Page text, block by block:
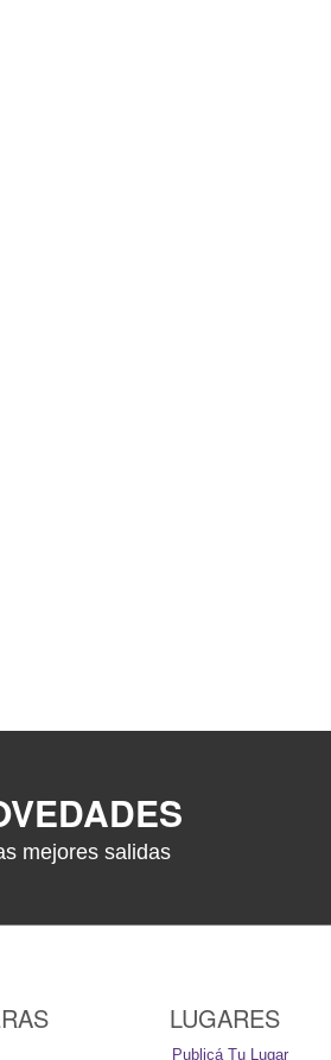
mejores salidas
LUGARES
Publicá Tu Lugar